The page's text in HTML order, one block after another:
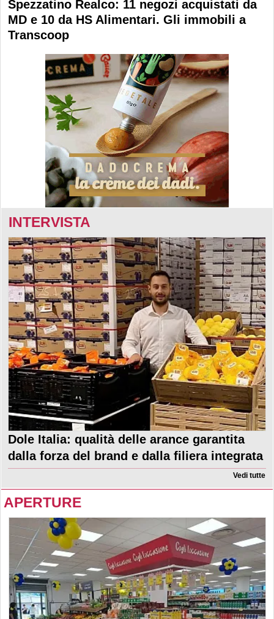
Spezzatino Realco: 11 negozi acquistati da
MD e 10 da HS Alimentari. Gli immobili a
Transcoop
INTERVISTA
Dole Italia: qualità delle arance garantita
dalla forza del brand e dalla filiera integrata
Vedi tutte
APERTURE